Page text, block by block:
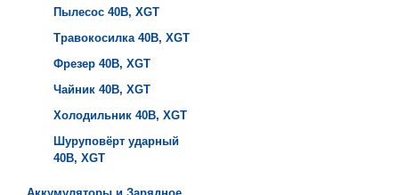
Пылесос 40B, XGT
Травокосилка 40B, XGT
Фрезер 40B, XGT
Чайник 40B, XGT
Холодильник 40B, XGT
Шуруповёрт ударный
40B, XGT